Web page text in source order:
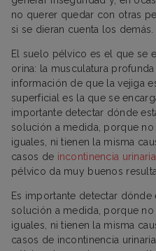
no querer quedar con otras
si se dieran cuenta los demás.
El suelo pélvico es el que se
orina: la musculatura
información de que la vejiga
superficial es la que se
importante detectar dónde
solución a medida, porque
iguales, ni tienen la misma
casos de incontinencia urinaria
pélvico da muy buenos
Es importante detectar
solución a medida, porque
iguales, ni tienen la misma
casos de incontinencia